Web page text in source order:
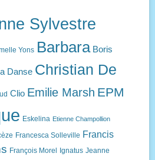
Sylvestre
Yons Barbara Boris
Danse Christian De
Clio Emilie Marsh EPM
Eskelina Etienne Champollion
Francesca Solleville Francis
François Morel Ignatus Jeanne